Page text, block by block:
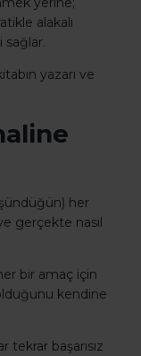
alakalı
yazarı ve
her
gerçekte nasıl
bir amaç için
kendine
başarısız